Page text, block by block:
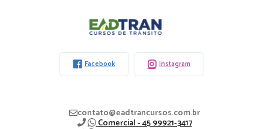
Eadtran
Facebook Instagram
contato@eadtrancursos.com.br
Comercial - 45 99921-3417